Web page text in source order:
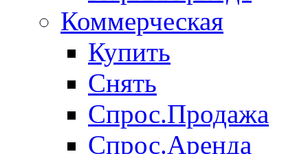
Коммерческая
Купить
Снять
Спрос.Продажа
Спрос.Аренда